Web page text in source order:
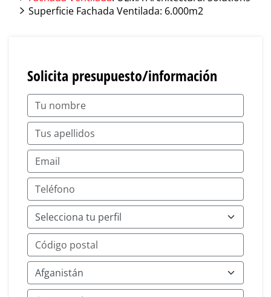
Superficie Fachada Ventilada: 6.000m2
Solicita presupuesto/información